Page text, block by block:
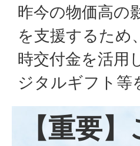
昨今の物価高の
を支援するため
時交付金を活用
ジタルギフト等
【重要